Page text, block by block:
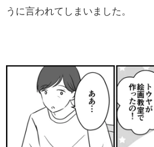
うに言われてしまいました。